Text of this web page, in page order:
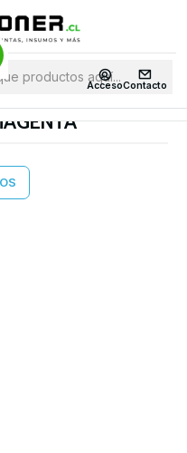
AccesoContacto
Despachoa Todo Chile · Retiro en
Horas
BROTHER